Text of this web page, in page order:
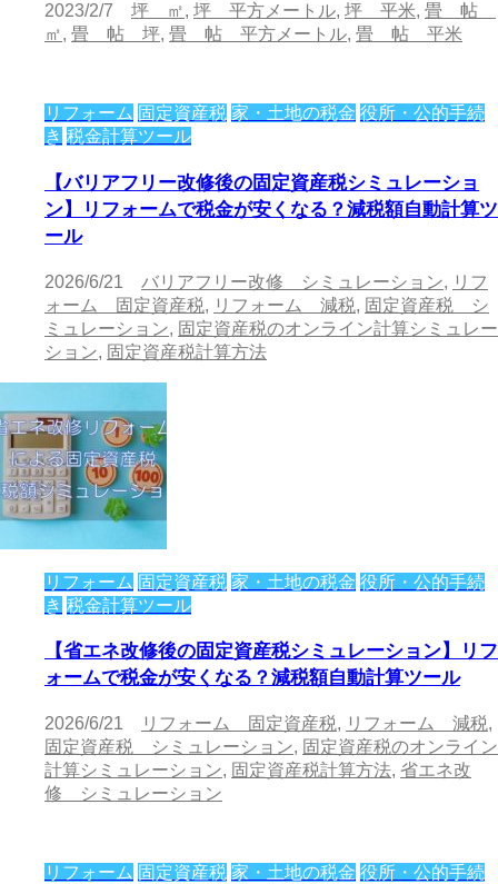
2023/2/7 坪 ㎡, 坪 平方メートル, 坪 平米, 畳 帖
㎡, 畳 帖 坪, 畳 帖 平方メートル, 畳 帖 平米
リフォーム 固定資産税 家・土地の税金 役所・公的手続
き 税金計算ツール
【バリアフリー改修後の固定資産税シミュレーショ
ン】リフォームで税金が安くなる？減税額自動計算ツ
ール
2026/6/21 バリアフリー改修 シミュレーション, リフ
ォーム 固定資産税, リフォーム 減税, 固定資産税 シ
ミュレーション, 固定資産税のオンライン計算シミュレー
ション, 固定資産税計算方法
リフォーム 固定資産税 家・土地の税金 役所・公的手続
き 税金計算ツール
【省エネ改修後の固定資産税シミュレーション】リフ
ォームで税金が安くなる？減税額自動計算ツール
2026/6/21 リフォーム 固定資産税, リフォーム 減税,
固定資産税 シミュレーション, 固定資産税のオンライン
計算シミュレーション, 固定資産税計算方法, 省エネ改
修 シミュレーション
リフォーム 固定資産税 家・土地の税金 役所・公的手続